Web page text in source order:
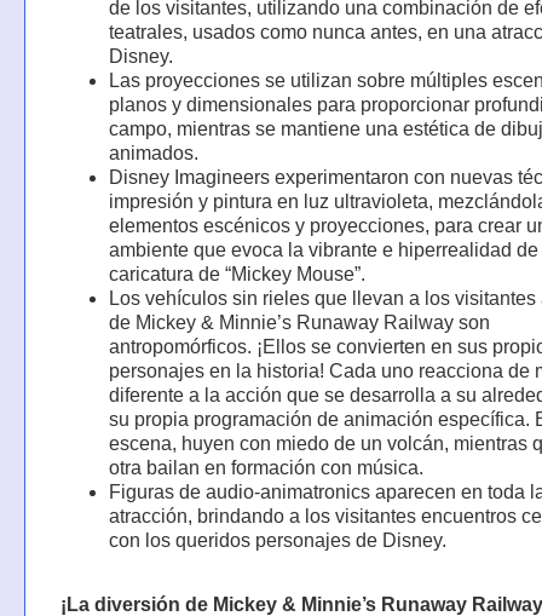
de los visitantes, utilizando una combinación de
teatrales, usados como nunca antes, en una
Disney.
Las proyecciones se utilizan sobre múltiples
planos y dimensionales para proporcionar
campo, mientras se mantiene una estética de
animados.
Disney Imagineers experimentaron con nuevas
impresión y pintura en luz ultravioleta,
elementos escénicos y proyecciones, para crear
ambiente que evoca la vibrante e hiperrealidad
caricatura de “Mickey Mouse”.
Los vehículos sin rieles que llevan a los visitantes
de Mickey & Minnie’s Runaway Railway son
antropomórficos. ¡Ellos se convierten en sus
personajes en la historia! Cada uno reacciona de
diferente a la acción que se desarrolla a su
su propia programación de animación específica.
escena, huyen con miedo de un volcán, mientras
otra bailan en formación con música.
Figuras de audio-animatronics aparecen en toda
atracción, brindando a los visitantes encuentros
con los queridos personajes de Disney.
¡La diversión de Mickey & Minnie’s Runaway Railway